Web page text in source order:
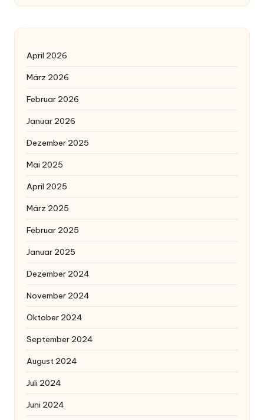
April 2026
März 2026
Februar 2026
Januar 2026
Dezember 2025
Mai 2025
April 2025
März 2025
Februar 2025
Januar 2025
Dezember 2024
November 2024
Oktober 2024
September 2024
August 2024
Juli 2024
Juni 2024